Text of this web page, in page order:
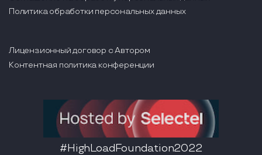
Политика обработки персональных данных
Лицензионный договор с Автором
Контентная политика конференции
#HighLoadFoundation2022